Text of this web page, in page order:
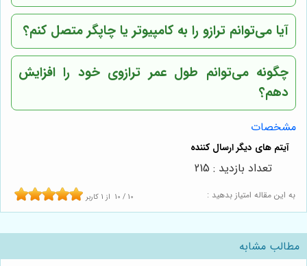
آیا می‌توانم ترازو را به کامپیوتر یا چاپگر متصل کنم؟
چگونه می‌توانم طول عمر ترازوی خود را افزایش
دهم؟
مشخصات
به این مقاله امتیاز بدهید : 10 / 10 از 1 کاربر
تعداد بازدید : 215
مطالب مشابه